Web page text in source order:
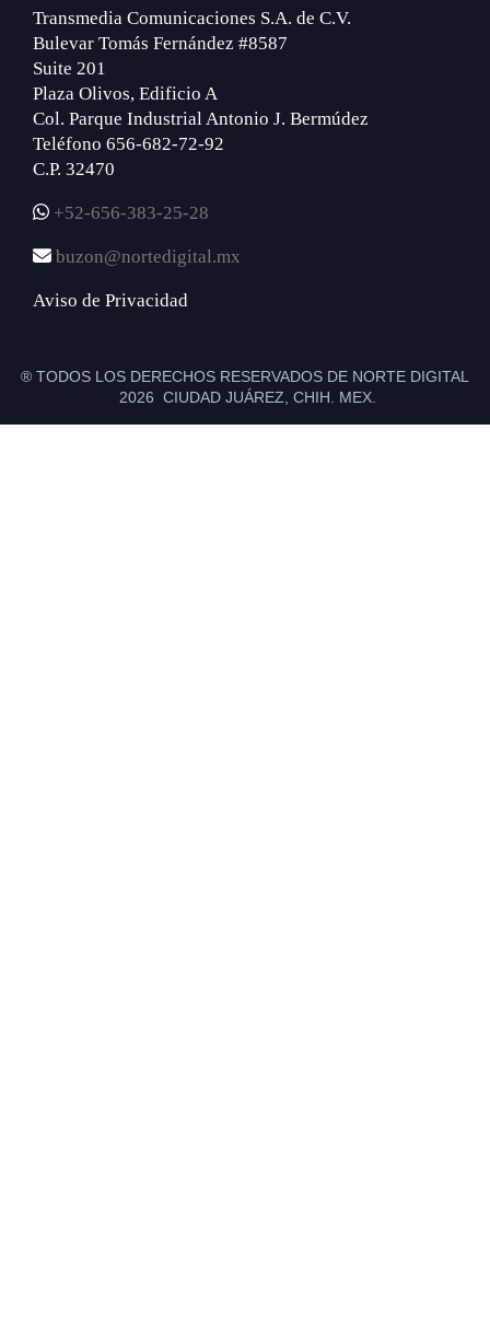
Transmedia Comunicaciones S.A. de C.V.
Bulevar Tomás Fernández #8587
Suite 201
Plaza Olivos, Edificio A
Col. Parque Industrial Antonio J. Bermúdez
Teléfono 656-682-72-92
C.P. 32470
+52-656-383-25-28
buzon@nortedigital.mx
Aviso de Privacidad
® TODOS LOS DERECHOS RESERVADOS DE NORTE DIGITAL
2026 CIUDAD JUÁREZ, CHIH. MEX.